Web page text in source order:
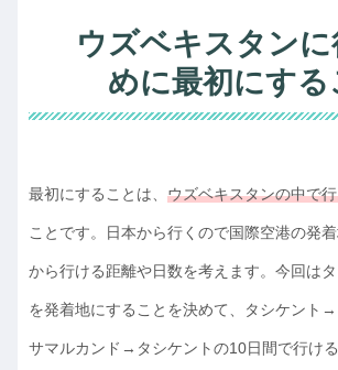
ウズベキスタンに
めに最初にする
最初にすることは、 ウズベキスタンの中で
ことです。日本から行くので国際空港の発
から行ける距離や日数を考えます。今回は
を発着地にすることを決めて、タシケン
サマルカンド→タシケントの10日間で行ける